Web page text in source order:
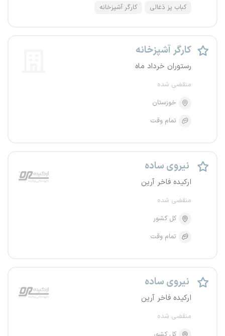
کباب پز ذغالی کارگر آشپزخانه
کارگر آشپزخانه
رستوران خرداد ماه
منقضی شده
خوزستان
تمام وقت
نیروی ساده
ارکیده فاخر آرین
منقضی شده
کل کشور
تمام وقت
نیروی ساده
ارکیده فاخر آرین
منقضی شده